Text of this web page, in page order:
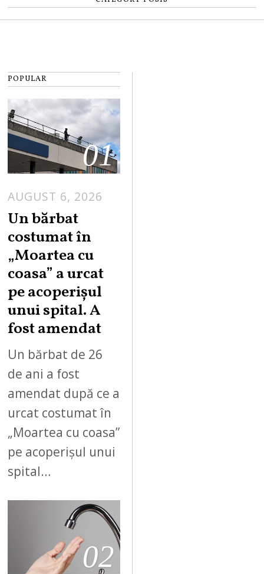
POPULAR
01
AUGUST 6, 2026
Un bărbat
costumat în
„Moartea cu
coasa” a urcat
pe acoperișul
unui spital. A
fost amendat
Un bărbat de 26
de ani a fost
amendat după ce a
urcat costumat în
„Moartea cu coasa”
pe acoperișul unui
spital…
02